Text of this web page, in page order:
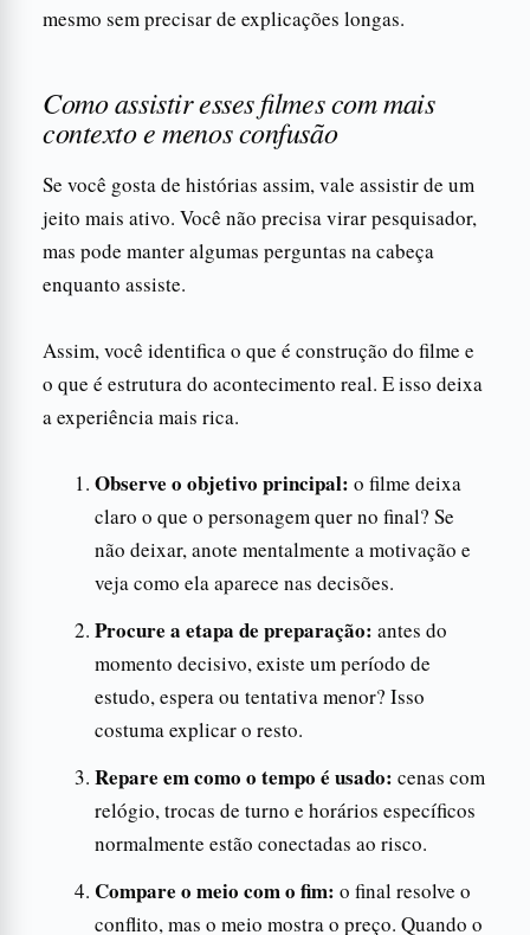
mesmo sem precisar de explicações longas.
Como assistir esses filmes com mais
contexto e menos confusão
Se você gosta de histórias assim, vale assistir de um
jeito mais ativo. Você não precisa virar pesquisador,
mas pode manter algumas perguntas na cabeça
enquanto assiste.
Assim, você identifica o que é construção do filme e
o que é estrutura do acontecimento real. E isso deixa
a experiência mais rica.
Observe o objetivo principal: o filme deixa
claro o que o personagem quer no final? Se
não deixar, anote mentalmente a motivação e
veja como ela aparece nas decisões.
Procure a etapa de preparação: antes do
momento decisivo, existe um período de
estudo, espera ou tentativa menor? Isso
costuma explicar o resto.
Repare em como o tempo é usado: cenas com
relógio, trocas de turno e horários específicos
normalmente estão conectadas ao risco.
Compare o meio com o fim: o final resolve o
conflito, mas o meio mostra o preço. Quando o